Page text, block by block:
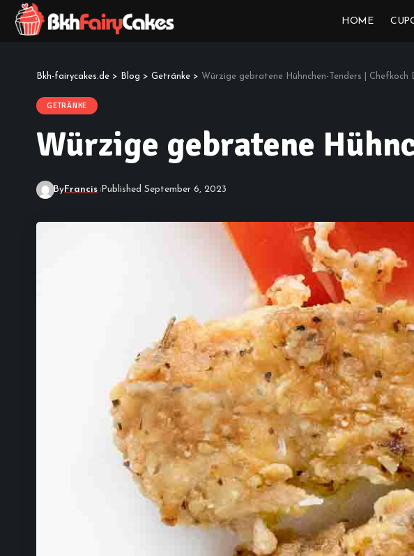
HOME
Bkh-fairycakes.de > Blog > Getränke > Würzige gebratene Hühnchen-Tenders | Chefkoch
GETRÄNKE
Würzige gebratene
ByFrancis Published September 6, 2023